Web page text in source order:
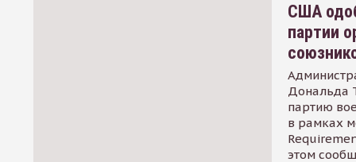
США
партии
Дональда
партию
в рамках
этом